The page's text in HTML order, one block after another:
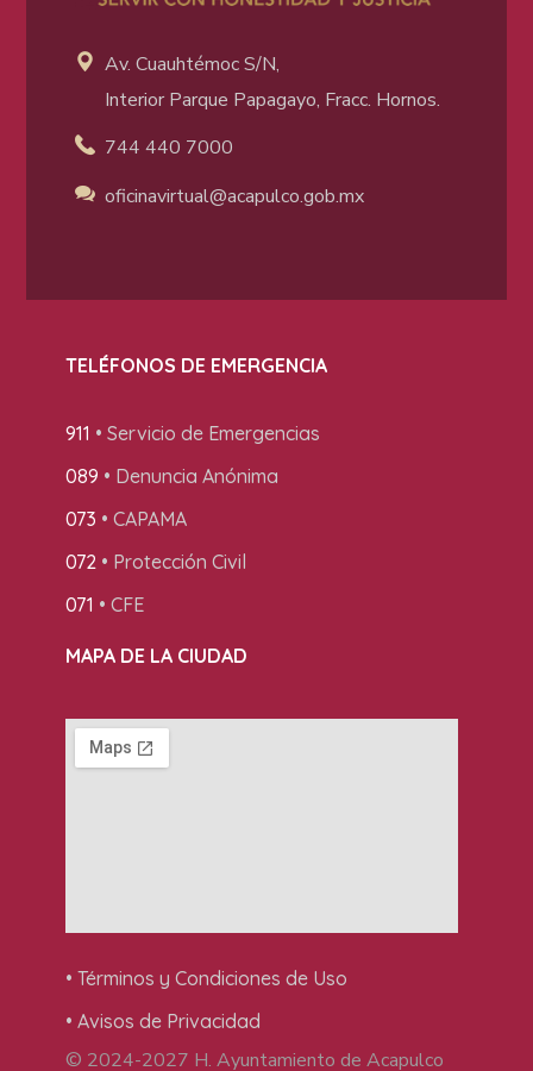
Av. Cuauhtémoc S/N,
Interior Parque Papagayo, Fracc. Hornos.
744 440 7000
oficinavirtual@acapulco.gob.mx
TELÉFONOS DE EMERGENCIA
911 • Servicio de Emergencias
089 • Denuncia Anónima
073 • CAPAMA
072 • Protección Civil
071 • CFE
MAPA DE LA CIUDAD
• Términos y Condiciones de Uso
• Avisos de Privacidad
© 2024-2027 H. Ayuntamiento de Acapulco